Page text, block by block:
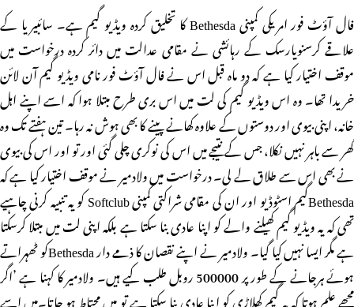
فال آؤٹ فور امریکی کمپنی Bethesda کا تخلیق کردہ ویڈیو گیم ہے۔ سائبیریا کے
علاقے کرسنویارسک کے رہائشی نے مقامی عدالت میں دائر کردہ درخواست میں
موقف اختیار کیا ہے کہ دو ماہ قبل اس نے فال آؤٹ فور نامی ویڈیو گیم آن لائن
خریدا تھا۔ وہ اس ویڈیو گیم کی لت میں اس بری طرح مبتلا ہوا کہ اسے اپنے اہل
خانہ، اپنی بیوی اور دوستوں کے علاوہ کھانے پینے کا بھی ہوش نہ رہا۔ تین ہفتے تک وہ
گھر سے باہر نہیں نکلا، جس کے نتیجے میں اس کی نوکری چلی گئی اور تو اور اس کی بیوی
نے بھی اس سے طلاق لے لی۔ درخواست میں ولادمیر نے موقف اختیار کیا ہے کہ
Bethesdaگیم اسٹوڈیو اور ان کی مقامی شراکتی کمپنی Softclub کو یہ تنبیہ کرنی چاہیے
تھی کہ یہ ویڈیو گیم کھیلنے والے کو اپنا عادی بنا سکتا ہے بلکہ اپنی لت میں مبتلا کرسکتا
ہے مگر ایسا نہیں کیا گیا۔ ولادمیر نے اپنے نقصان کا ذمے دار Bethesdaکو ٹھہراتے
ہوئے ہرجانے کے طور پر 500000 روبل طلب کیے ہیں۔ ولادمیر کا کہنا ہے ’اگر
مجھے علم ہوتا کہ یہ گیم کھلاڑی کو اپنا عادی بنا سکتا ہے تو میں محتاط ہو جاتا۔میں اسے